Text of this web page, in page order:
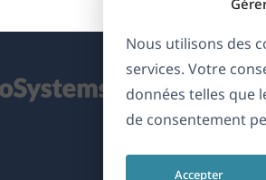
Nous utilisons des
services. Votre
données telles que
de consentement
Accepter
RGPD &